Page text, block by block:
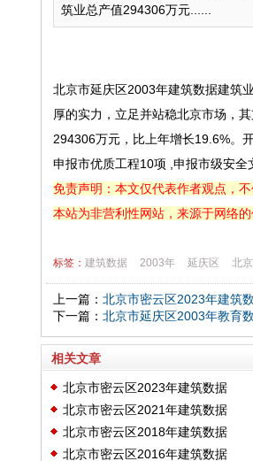
筑业总产值294306万元......
北京市延庆区2003年建筑数据建筑
厚的实力，立足并站稳北京市场，
294306万元，比上年增长19.6%。
申报市优质工程10项 ,申报市级安全
免责声明：本文仅代表作者观点，
本站为非营利性网站，来源于网络
标签： 建筑数据 2003年 延庆区 北
上一篇： 北京市密云区2023年建筑
下一篇： 北京市延庆区2003年教育
相关文章
北京市密云区2023年建筑数据
北京市密云区2021年建筑数据
北京市密云区2018年建筑数据
北京市密云区2016年建筑数据